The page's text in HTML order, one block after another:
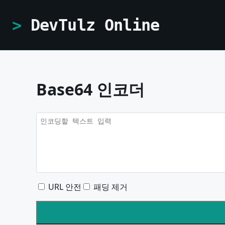
DevTulz Online
Base64 인코더
URL 안전 패딩 제거